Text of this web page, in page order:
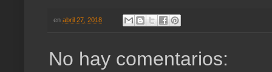
en abril 27, 2018
No hay comentarios: